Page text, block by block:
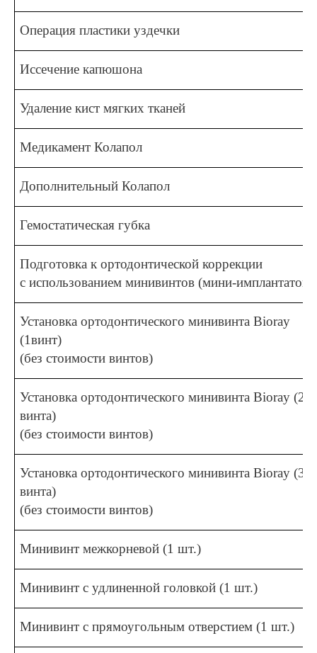
Операция пластики уздечки
Иссечение капюшона
Удаление кист мягких тканей
Медикамент Колапол
Дополнительный Колапол
Гемостатическая губка
Подготовка к ортодонтической коррекции
с использованием минивинтов (мини-имплантатов)
Установка ортодонтического минивинта Bioray
(1винт)
(без стоимости винтов)
Установка ортодонтического минивинта Bioray (2
винта)
(без стоимости винтов)
Установка ортодонтического минивинта Bioray (3
винта)
(без стоимости винтов)
Минивинт межкорневой (1 шт.)
Минивинт с удлиненной головкой (1 шт.)
Минивинт с прямоугольным отверстием (1 шт.)